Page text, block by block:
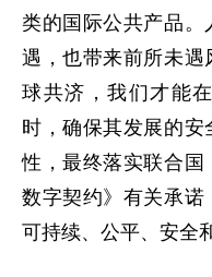
类的国际公共产品
遇，也带来前所未遇
球共济，我们才能
时，确保其发展的
性，最终落实联合
数字契约》有关承诺
可持续、公平、安全